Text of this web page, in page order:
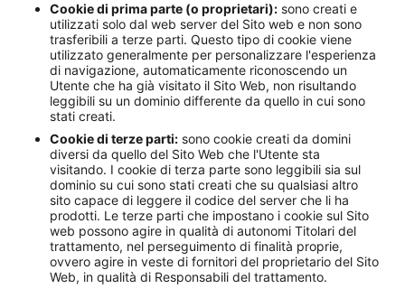
Cookie di prima parte (o proprietari): sono creati e
utilizzati solo dal web server del Sito web e non sono
trasferibili a terze parti. Questo tipo di cookie viene
utilizzato generalmente per personalizzare l'esperienza
di navigazione, automaticamente riconoscendo un
Utente che ha già visitato il Sito Web, non risultando
leggibili su un dominio differente da quello in cui sono
stati creati.
Cookie di terze parti: sono cookie creati da domini
diversi da quello del Sito Web che l'Utente sta
visitando. I cookie di terza parte sono leggibili sia sul
dominio su cui sono stati creati che su qualsiasi altro
sito capace di leggere il codice del server che li ha
prodotti. Le terze parti che impostano i cookie sul Sito
web possono agire in qualità di autonomi Titolari del
trattamento, nel perseguimento di finalità proprie,
ovvero agire in veste di fornitori del proprietario del Sito
Web, in qualità di Responsabili del trattamento.